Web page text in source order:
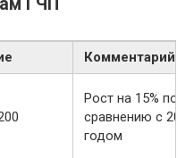
Комментарий
Рост на 15% по
сравнению с 2022
годом